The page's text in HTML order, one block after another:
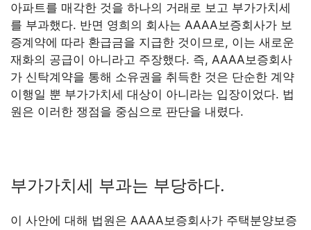
아파트를 매각한 것을 하나의 거래로 보고 부가가치세
를 부과했다. 반면 영희의 회사는 AAAA보증회사가 보
증계약에 따라 환급금을 지급한 것이므로, 이는 새로운
재화의 공급이 아니라고 주장했다. 즉, AAAA보증회사
가 신탁계약을 통해 소유권을 취득한 것은 단순한 계약
이행일 뿐 부가가치세 대상이 아니라는 입장이었다. 법
원은 이러한 쟁점을 중심으로 판단을 내렸다.
부가가치세 부과는 부당하다.
이 사안에 대해 법원은 AAAA보증회사가 주택분양보증